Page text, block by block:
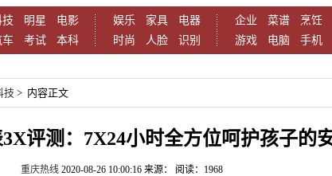
明星
电影
车
考试 本科
娱乐 家具
电器
时尚
人脸 识别
企业 菜谱
烹饪
游戏
电脑 手机
技 > 内容正文
评测：7X24小时全方位呵护孩子的
重庆热线 2020-08-26 10:00:16 来源： 阅读：1968